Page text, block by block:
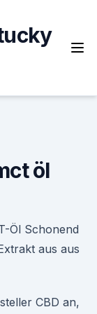
öl
Öl Schonend
aus aus
CBD an,